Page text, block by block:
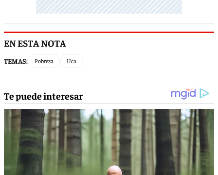
EN ESTA NOTA
TEMAS: Pobreza Uca